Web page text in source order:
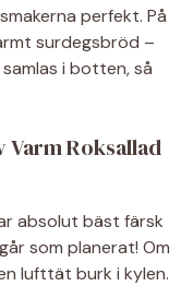
perfekt. På
surdegsbröd –
i botten, så
Roksallad
absolut bäst färsk
som planerat! Om
lufttät burk i kylen.